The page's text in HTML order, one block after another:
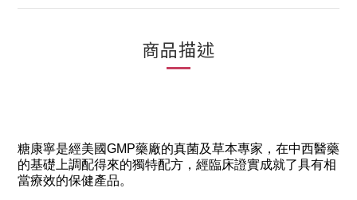
商品描述
糖康寧是經美國GMP藥廠的真菌及草本專家，在中西醫藥
的基礎上調配得來的獨特配方，經臨床證實成就了具有相
當療效的保健產品。